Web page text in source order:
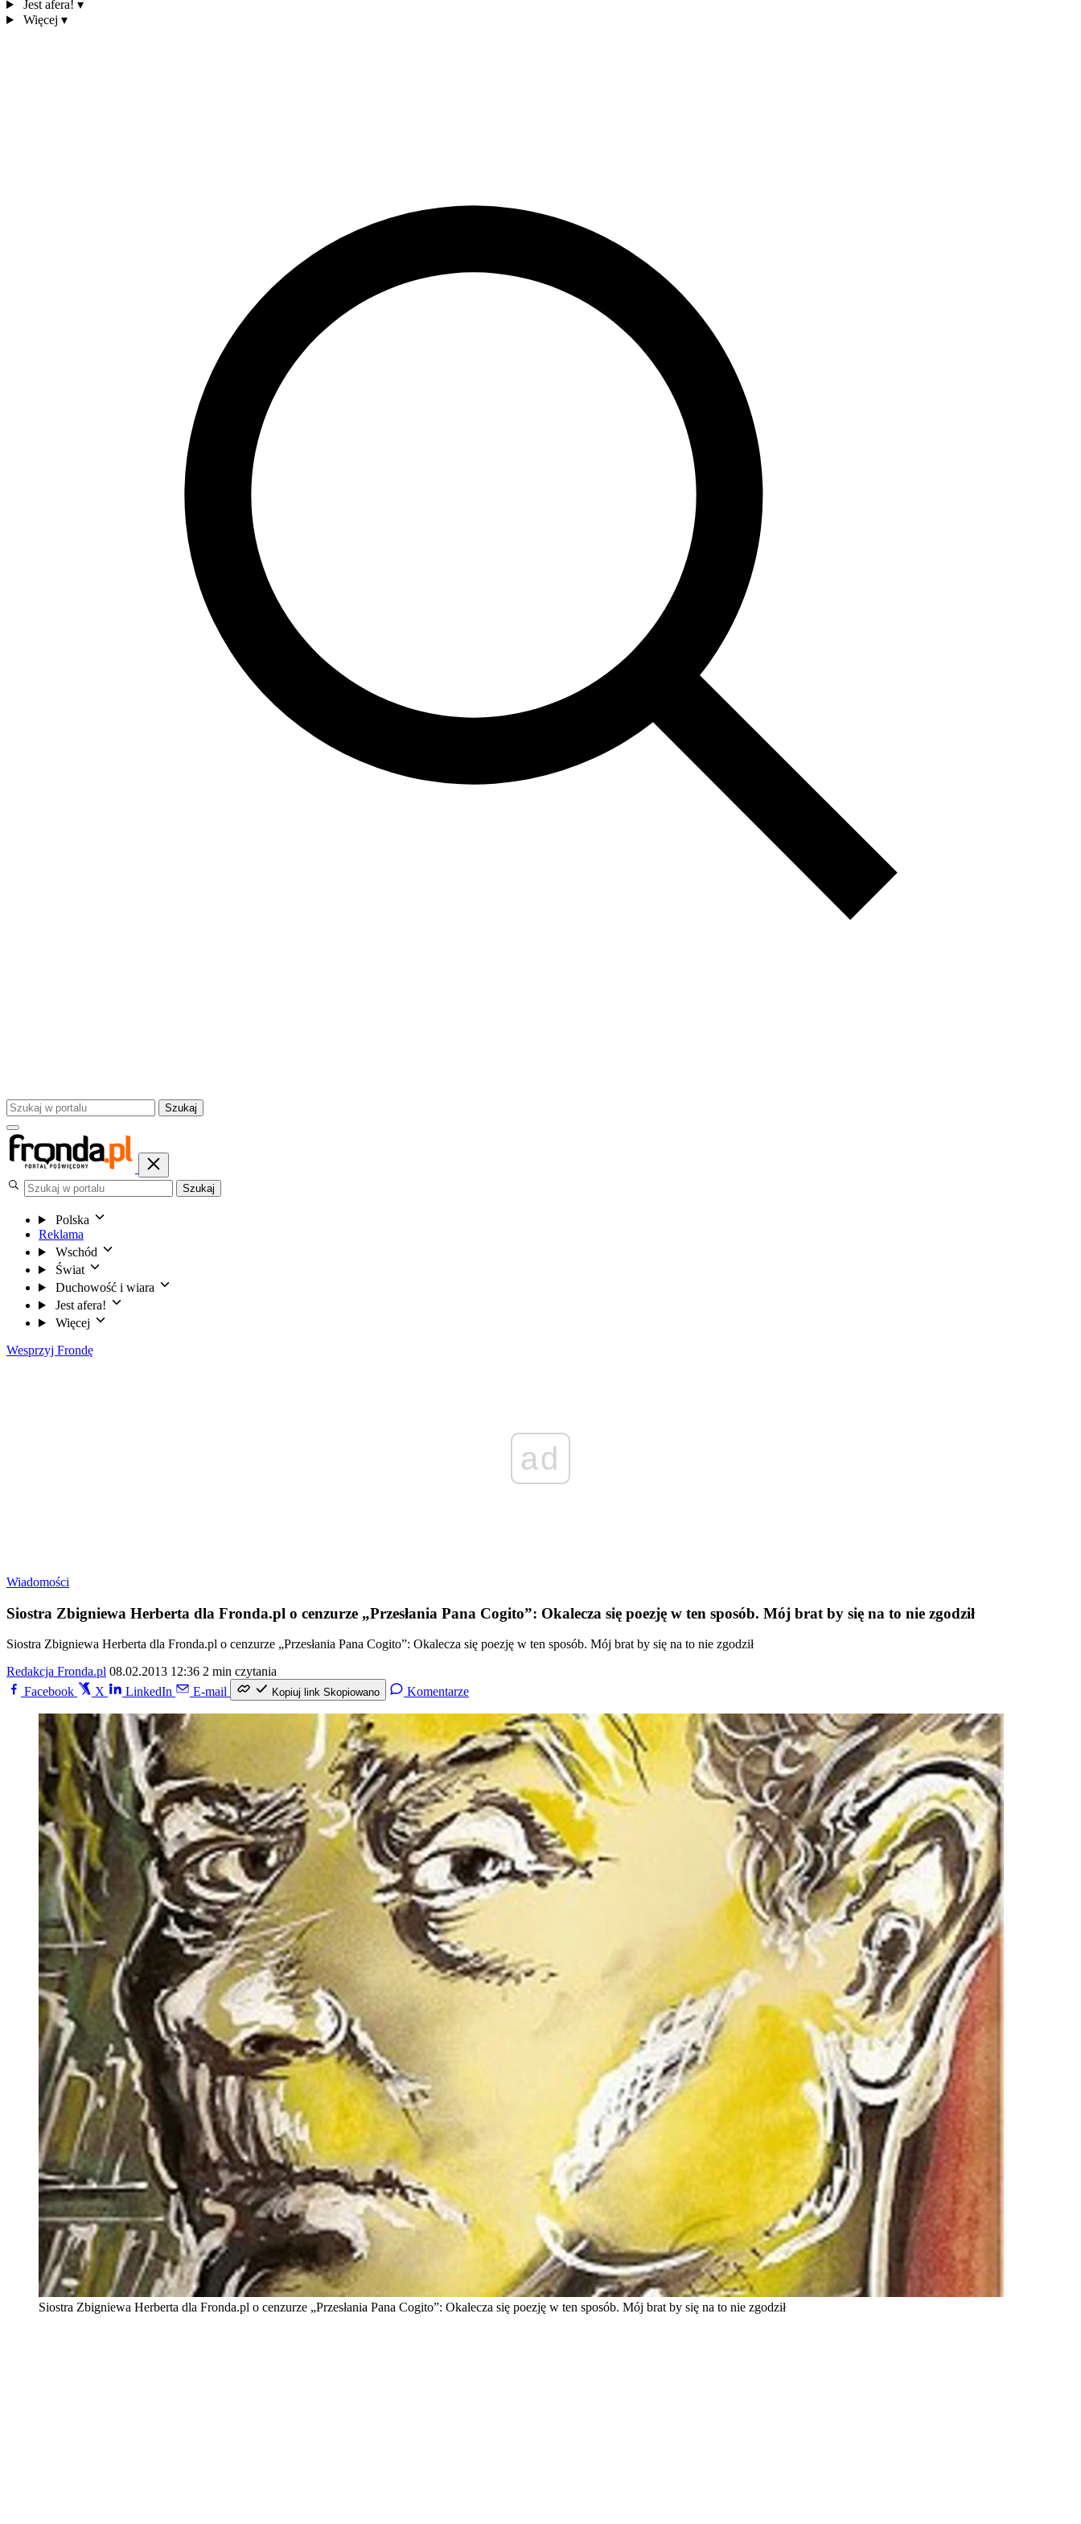
Jest afera! ▾
Więcej ▾
Szukaj
Szukaj
Polska
Reklama
Wschód
Świat
Duchowość i wiara
Jest afera!
Więcej
Wesprzyj Frondę
ad
Wiadomości
Siostra Zbigniewa Herberta dla Fronda.pl o cenzurze „Przesłania Pana Cogito”: Okalecza się poezję w ten sposób. Mój brat by się na to nie zgodził
Siostra Zbigniewa Herberta dla Fronda.pl o cenzurze „Przesłania Pana Cogito”: Okalecza się poezję w ten sposób. Mój brat by się na to nie zgodził
Redakcja Fronda.pl 08.02.2013 12:36 2 min czytania
Facebook
X LinkedIn E-mail Kopiuj link Skopiowano Komentarze
Siostra Zbigniewa Herberta dla Fronda.pl o cenzurze „Przesłania Pana Cogito”: Okalecza się poezję w ten sposób. Mój brat by się na to nie zgodził